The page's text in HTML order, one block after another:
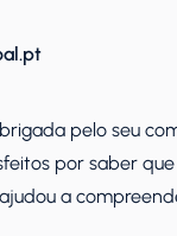
pelo seu
por saber
a